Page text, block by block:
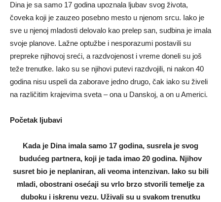
Dina je sa samo 17 godina upoznala ljubav svog života,
čoveka koji je zauzeo posebno mesto u njenom srcu. Iako je
sve u njenoj mladosti delovalo kao prelep san, sudbina je imala
svoje planove. Lažne optužbe i nesporazumi postavili su
prepreke njihovoj sreći, a razdvojenost i vreme doneli su još
teže trenutke. Iako su se njihovi putevi razdvojili, ni nakon 40
godina nisu uspeli da zaborave jedno drugo, čak iako su živeli
na različitim krajevima sveta – ona u Danskoj, a on u Americi.
Početak ljubavi
Kada je Dina imala samo 17 godina, susrela je svog
budućeg partnera, koji je tada imao 20 godina. Njihov
susret bio je neplaniran, ali veoma intenzivan. Iako su bili
mladi, obostrani osećaji su vrlo brzo stvorili temelje za
duboku i iskrenu vezu. Uživali su u svakom trenutku